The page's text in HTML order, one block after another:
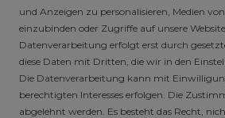
SICHERE ZAHLARTEN
und Anzeigen zu personalisieren, Medien
einzubinden oder Zugriffe auf unsere
Datenverarbeitung erfolgt erst durch
diese Daten mit Dritten, die wir in den
Die Datenverarbeitung kann mit
berechtigten Interesses erfolgen. Die
abgelehnt werden. Es besteht das Recht,